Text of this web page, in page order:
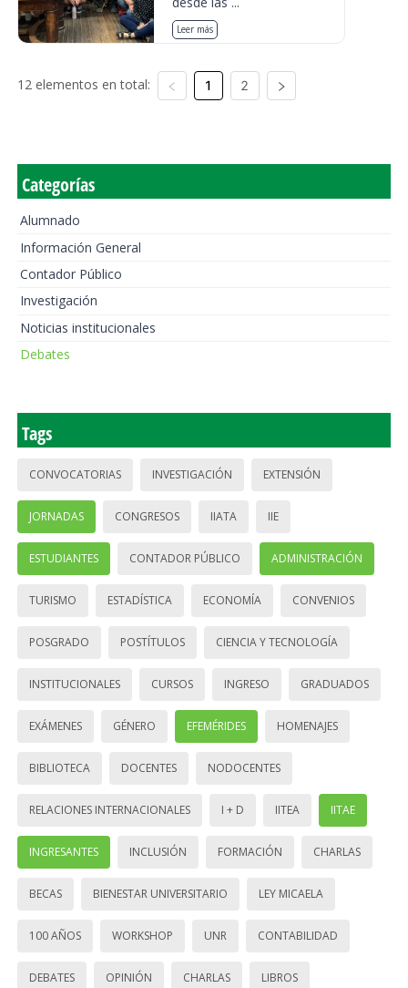
Leer más
12 elementos en total: 1 2
Categorías
Alumnado
Información General
Contador Público
Investigación
Noticias institucionales
Debates
Tags
CONVOCATORIAS INVESTIGACIÓN EXTENSIÓN
JORNADAS CONGRESOS IIATA IIE
ESTUDIANTES CONTADOR PÚBLICO ADMINISTRACIÓN
TURISMO ESTADÍSTICA ECONOMÍA CONVENIOS
POSGRADO POSTÍTULOS CIENCIA Y TECNOLOGÍA
INSTITUCIONALES CURSOS INGRESO GRADUADOS
EXÁMENES GÉNERO EFEMÉRIDES HOMENAJES
BIBLIOTECA DOCENTES NODOCENTES
RELACIONES INTERNACIONALES I + D IITEA IITAE
INGRESANTES INCLUSIÓN FORMACIÓN CHARLAS
BECAS BIENESTAR UNIVERSITARIO LEY MICAELA
100 AÑOS WORKSHOP UNR CONTABILIDAD
DEBATES OPINIÓN CHARLAS LIBROS